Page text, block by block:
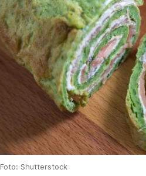
Foto: Shutterstock